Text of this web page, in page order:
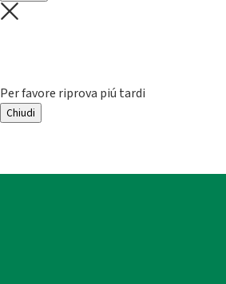
Per favore riprova piú tardi
Chiudi